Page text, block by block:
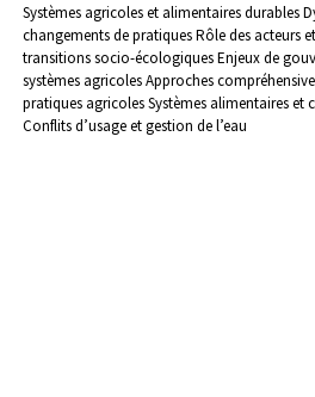
Systèmes agricoles et alimentaires durables
changements de pratiquesRôle des acteurs
transitions socio-écologiquesEnjeux de
systèmes agricolesApproches
pratiques agricolesSystèmes alimentaires et
Conflits d’usage et gestion de l’eau